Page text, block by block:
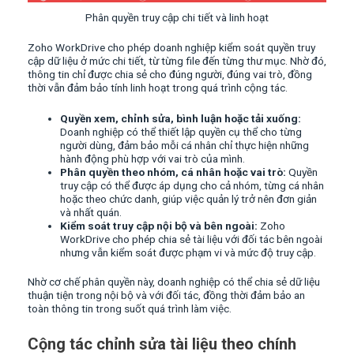
Phân quyền truy cập chi tiết và linh hoạt
Zoho WorkDrive cho phép doanh nghiệp kiểm soát quyền truy
cập dữ liệu ở mức chi tiết, từ từng file đến từng thư mục. Nhờ đó,
thông tin chỉ được chia sẻ cho đúng người, đúng vai trò, đồng
thời vẫn đảm bảo tính linh hoạt trong quá trình cộng tác.
Quyền xem, chỉnh sửa, bình luận hoặc tải xuống:
Doanh nghiệp có thể thiết lập quyền cụ thể cho từng
người dùng, đảm bảo mỗi cá nhân chỉ thực hiện những
hành động phù hợp với vai trò của mình.
Phân quyền theo nhóm, cá nhân hoặc vai trò: Quyền
truy cập có thể được áp dụng cho cả nhóm, từng cá nhân
hoặc theo chức danh, giúp việc quản lý trở nên đơn giản
và nhất quán.
Kiểm soát truy cập nội bộ và bên ngoài: Zoho
WorkDrive cho phép chia sẻ tài liệu với đối tác bên ngoài
nhưng vẫn kiểm soát được phạm vi và mức độ truy cập.
Nhờ cơ chế phân quyền này, doanh nghiệp có thể chia sẻ dữ liệu
thuận tiện trong nội bộ và với đối tác, đồng thời đảm bảo an
toàn thông tin trong suốt quá trình làm việc.
Cộng tác chỉnh sửa tài liệu theo chính